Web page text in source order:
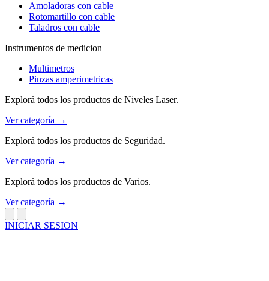
Amoladoras con cable
Rotomartillo con cable
Taladros con cable
Instrumentos de medicion
Multimetros
Pinzas amperimetricas
Explorá todos los productos de Niveles Laser.
Ver categoría →
Explorá todos los productos de Seguridad.
Ver categoría →
Explorá todos los productos de Varios.
Ver categoría →
INICIAR SESION